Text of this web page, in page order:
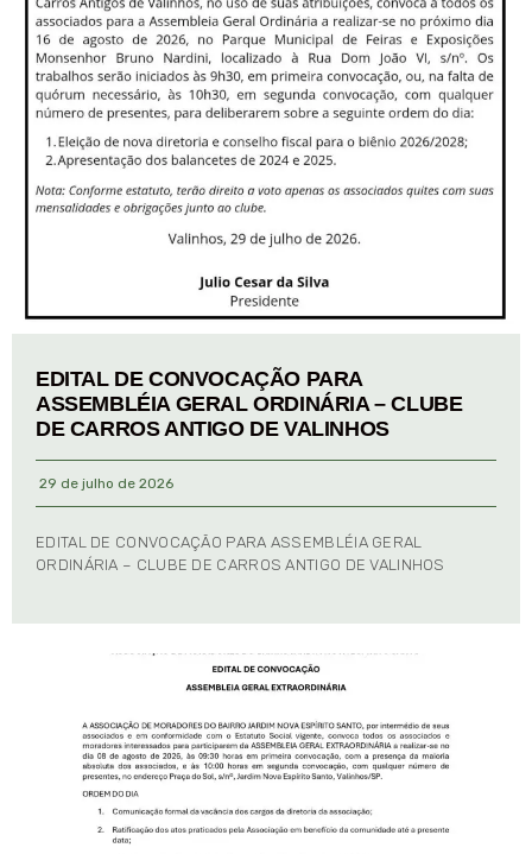
EDITAL DE CONVOCAÇÃO PARA
ASSEMBLÉIA GERAL ORDINÁRIA – CLUBE
DE CARROS ANTIGO DE VALINHOS
29 de julho de 2026
EDITAL DE CONVOCAÇÃO PARA ASSEMBLÉIA GERAL
ORDINÁRIA – CLUBE DE CARROS ANTIGO DE VALINHOS